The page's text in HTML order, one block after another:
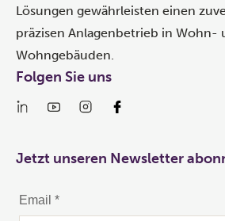
Lösungen gewährleisten einen
präzisen Anlagenbetrieb in Wohn-
Wohngebäuden.
Folgen Sie uns
Jetzt unseren Newsletter